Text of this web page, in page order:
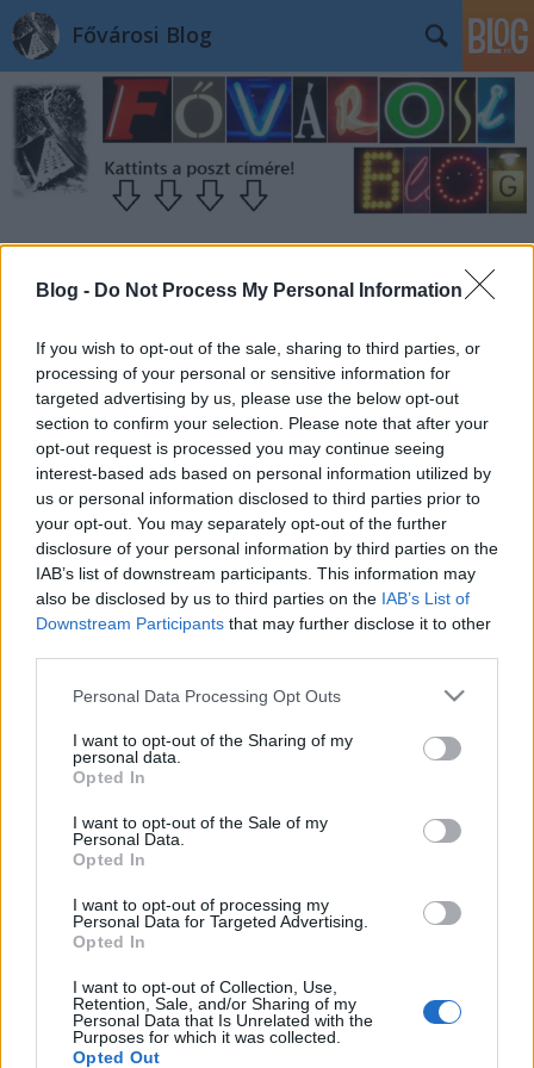
Blog - Do Not Process My Personal Information
If you wish to opt-out of the sale, sharing to third parties, or
processing of your personal or sensitive information for
targeted advertising by us, please use the below opt-out
section to confirm your selection. Please note that after your
opt-out request is processed you may continue seeing
interest-based ads based on personal information utilized by
us or personal information disclosed to third parties prior to
your opt-out. You may separately opt-out of the further
disclosure of your personal information by third parties on the
IAB’s list of downstream participants. This information may
also be disclosed by us to third parties on the IAB’s List of
Downstream Participants that may further disclose it to other
Please note that this website/app uses one or more Google
not limited to your visit or usage behaviour. You may click to
grant or deny consent to Google and its third-party tags to
use your data for below specified purposes in below Google
consent section.
Personal Data Processing Opt Outs
I want to opt-out of the Sharing of my
personal data.
Opted In
I want to opt-out of the Sale of my
Personal Data.
Opted In
I want to opt-out of processing my
Personal Data for Targeted Advertising.
Opted In
I want to opt-out of Collection, Use,
Retention, Sale, and/or Sharing of my
Personal Data that Is Unrelated with the
Purposes for which it was collected.
Opted Out
Fővárosi Blog
helyén?
fovarosi.blog.hu• 2008. január 18.
Nagy bejelentés volt, hogy lefújták a kormányzat
negyed megépítését. Pontosabban "nem leállították,
hanem megállították", ahogy a kormányszóvivői
tájékoztatón elhangzott. "A kormányzati negyed
ugyan lekerült a napirendről, de a kormány nem tett
le arról a…
Kossuth téri pályázatok: meg nem
valósuló tervek 1.
6. 4D Tájépítész iroda (kizárt) A tervezők a biztonsági
előírásokat úgy igyekeztek kielégíteni, hogy a tér
mégse alakuljon "falanszterré", túlzottan bezárttá.
Az északi kert (a Károlyi-szoborral) inkább csendes
pihenőövezetként funkcionálna. A déli térrész a…
Kossuth téri pályázatok: meg nem
valósuló tervek 2.
fovarosi.blog.hu• 2008. január 15.
1. VTCS (14 sz. pályamű, 2. helyezett) Kezdjük a